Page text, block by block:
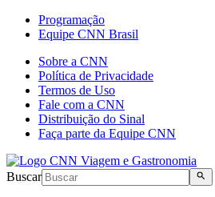
Programação
Equipe CNN Brasil
Sobre a CNN
Política de Privacidade
Termos de Uso
Fale com a CNN
Distribuição do Sinal
Faça parte da Equipe CNN
Buscar